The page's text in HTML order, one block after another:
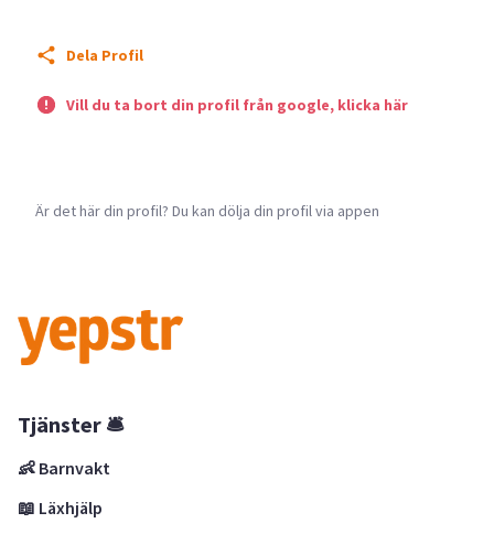
Dela Profil
Vill du ta bort din profil från google, klicka här
Är det här din profil? Du kan dölja din profil via appen
Tjänster 🛎
👶 Barnvakt
📖 Läxhjälp